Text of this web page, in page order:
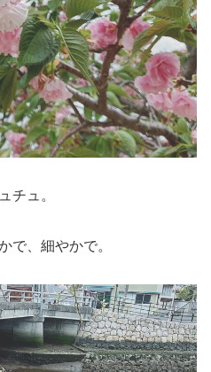
チュ。
で、細やかで。